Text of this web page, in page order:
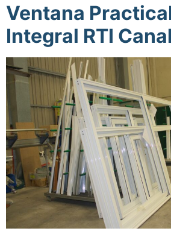
Ventana
Integral RTI